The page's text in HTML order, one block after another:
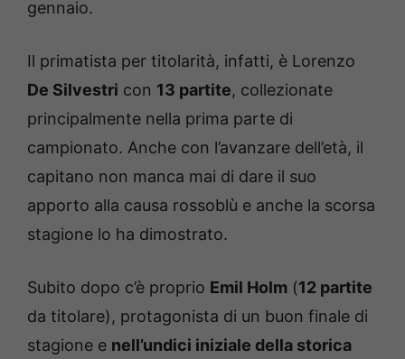
gennaio.
Il primatista per titolarità, infatti, è Lorenzo
De Silvestri con 13 partite, collezionate
principalmente nella prima parte di
campionato. Anche con l’avanzare dell’età, il
capitano non manca mai di dare il suo
apporto alla causa rossoblù e anche la scorsa
stagione lo ha dimostrato.
Subito dopo c’è proprio Emil Holm (12 partite
da titolare), protagonista di un buon finale di
stagione e nell’undici iniziale della storica